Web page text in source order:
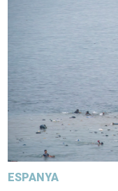
ESPANYA